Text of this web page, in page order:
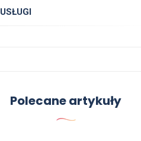
USŁUGI
Polecane artykuły